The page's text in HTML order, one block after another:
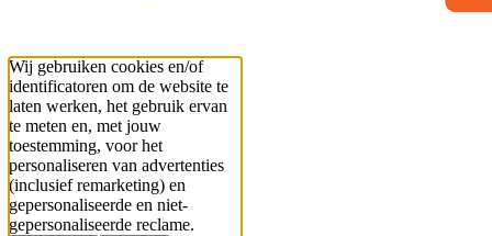
Wij gebruiken cookies en/of
identificatoren om de website te
laten werken, het gebruik ervan
te meten en, met jouw
toestemming, voor het
personaliseren van advertenties
(inclusief remarketing) en
gepersonaliseerde en niet-
gepersonaliseerde reclame.